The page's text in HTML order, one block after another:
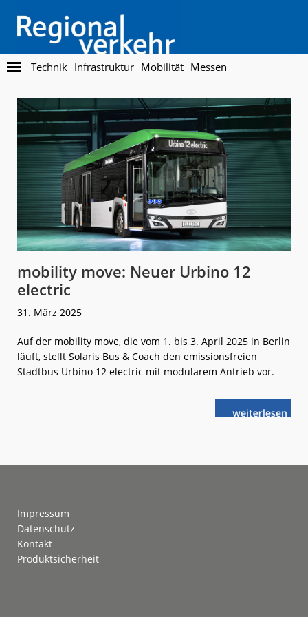
main
content
footer
Regionalverkehr
Die
Fachzeitschrift
den
Öffentlichen
Personennahverkehr
Technik Infrastruktur Mobilität Messen
mobility move: Neuer Urbino 12
electric
31. März 2025
Auf der mobility move, die vom 1. bis 3. April 2025 in Berlin
läuft, stellt Solaris Bus & Coach den emissionsfreien
Stadtbus Urbino 12 electric mit modularem Antrieb vor.
weiterlese
nmobility
Impressum
Datenschutz
Kontakt
Produktsicherheit